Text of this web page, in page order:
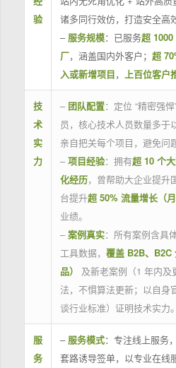
验
诸多同行效仿，打造安全高
– 服务规模：已服务超
厂，涵盖国内外客户； 超
入或新增项目， 上百位客户
技
术
实
力
– 团队配置：定位 “精密强
员，核心技术人员数量多于
亲自把关每个项目，避免问
– 项目经验：拥有超 10 个
化经历，曾帮助大企业提升
台提升超 50% 流量增长（月
业绩。
– 案例真实：所有案例含具
工具数据， 覆盖 B2B、B2C
品）
及新老案例（1 年内
法，不惧算法更新；以自身
谈行业标准）证明技术实力。
服
务
– 服务模式：专注线上服务
套路诱导签单，以专业在线